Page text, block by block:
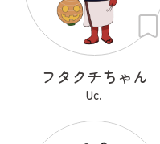
フタクチちゃん
Uc.